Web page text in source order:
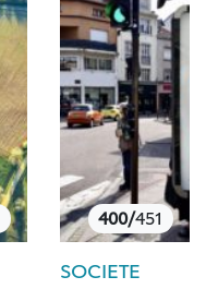
400/451
SOCIETE